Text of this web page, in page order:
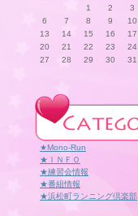
1
2 3
6
7 8 9 10
13
14 15 16 17
20
21 22 23 24
27
28 29 30 31
★Mono-Run
★ＩＮＦＯ
★練習会情報
★番組情報
★浜松町ランニング倶楽部